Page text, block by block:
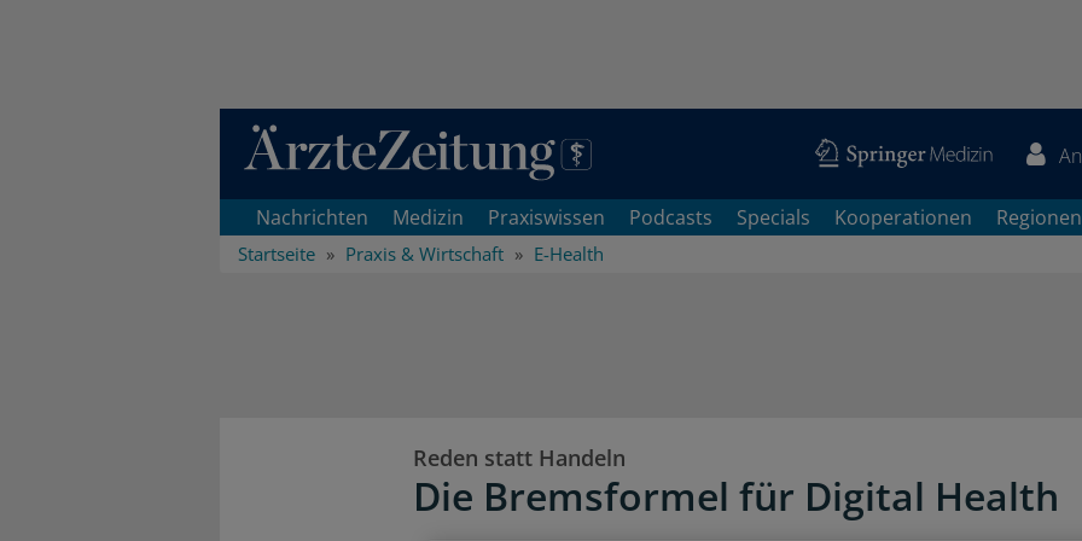
Direkt zum Inhaltsbereich
Nachrichten Medizin Praxiswissen Podcasts Specials Kooperationen Regionen
Startseite Praxis & Wirtschaft E-Health
Reden statt Handeln
Die Bremsformel für Digital Health